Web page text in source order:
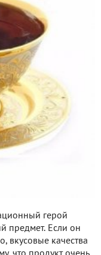
герой
предмет. Если он
вкусовые качества